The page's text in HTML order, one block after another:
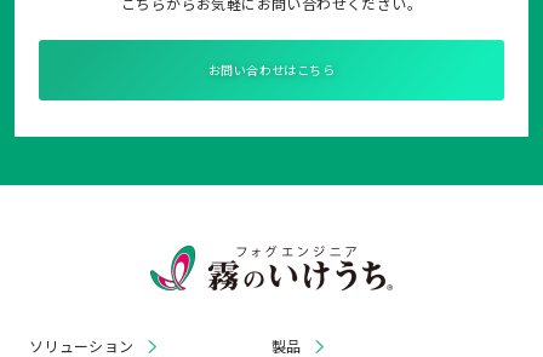
お問い合わせはこちら
ソリューション 製品